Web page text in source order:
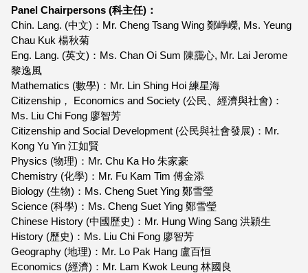
Panel Chairpersons (科主任)：
Chin. Lang. (中文)：Mr. Cheng Tsang Wing 鄭崢嶸, Ms. Yeung
Chau Kuk 楊秋菊
Eng. Lang. (英文)：Ms. Chan Oi Sum 陳靄心, Mr. Lai Jerome
黎逸風
Mathematics (數學)：Mr. Lin Shing Hoi 練星海
Citizenship， Economics and Society (公民、經濟與社會)：
Ms. Liu Chi Fong 廖智芳
Citizenship and Social Development (公民與社會發展)：Mr.
Kong Yu Yin 江如賢
Physics (物理)：Mr. Chu Ka Ho 朱家豪
Chemistry (化學)：Mr. Fu Kam Tim 傅金添
Biology (生物)：Ms. Cheng Suet Ying 鄭雪瑩
Science (科學)：Ms. Cheng Suet Ying 鄭雪瑩
Chinese History (中國歷史)：Mr. Hung Wing Sang 洪穎生
History (歷史)：Ms. Liu Chi Fong 廖智芳
Geography (地理)：Mr. Lo Pak Hang 盧百恒
Economics (經濟)：Mr. Lam Kwok Leung 林國良